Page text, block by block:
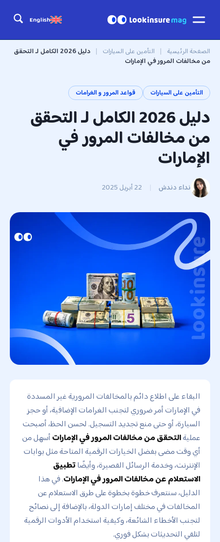
English
الصفحة الرئيسية | التأمين على السيارات |
دليل 2026 الكامل لـ التحقق
من مخالفات المرور في الإمارات
التأمين على السيارات قواعد المرور و الغرامات
دليل 2026 الكامل لـ التحقق
من مخالفات المرور في
الإمارات
نداء دندش | 22 أبريل 2025
البقاء على اطلاع دائم بالمخالفات المرورية غير المسددة
في الإمارات أمر ضروري لتجنب الغرامات الإضافية، أو حجز
السيارة، أو حتى منع تجديد التسجيل. لحسن الحظ، أصبحت
عمليةالتحقق من مخالفات المرور في الإماراتأسهل من
أي وقت مضى بفضل الخيارات الرقمية المتاحة مثل بوابات
الإنترنت، وخدمة الرسائل القصيرة، وأيضًاتطبيق
الاستعلام عن مخالفات المرور في الإمارات. في هذا
الدليل، سنتعرف خطوة بخطوة على طرق الاستعلام عن
المخالفات في مختلف إمارات الدولة، بالإضافة إلى نصائح
لتجنب الأخطاء الشائعة، وكيفية استخدام الأدوات الرقمية
لتلقي التحديثات بشكل فوري.